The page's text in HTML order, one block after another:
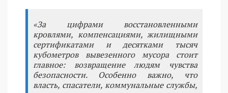
«За цифрами восстановленными
кровлями, компенсациями, жилищными
сертификатами и десятками тысяч
кубометров вывезенного мусора стоит
главное: возвращение людям чувства
безопасности. Особенно важно, что
власть, спасатели, коммунальные службы,